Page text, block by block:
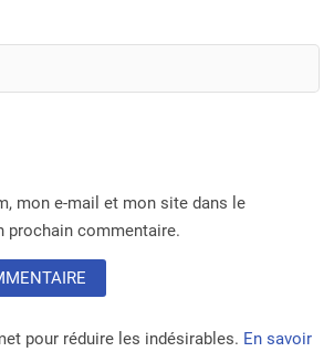
mon e-mail et mon site dans le
prochain commentaire.
pour réduire les indésirables. En savoir